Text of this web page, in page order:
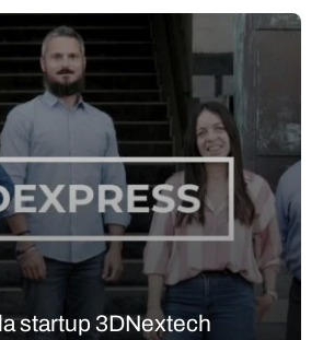
su diversi materiali utilizzando una
caso un laser. In pratica, il laser
la pelle o il vetro…
startup 3DNextech